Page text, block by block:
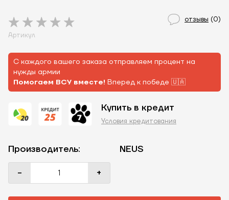
отзывы (0)
Артикул
С каждого вашего заказа отправляем процент на
нужды армии
Помогаем ВСУ вместе! Вперед к победе 🇺🇦
Купить в кредит
Условия кредитования
Производитель:
NEUS
-
+